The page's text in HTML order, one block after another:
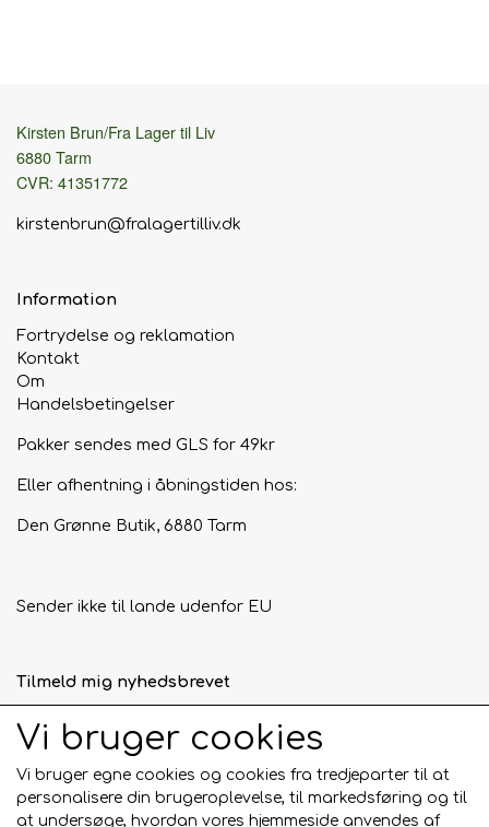
Kirsten Brun/Fra Lager til Liv
6880 Tarm
CVR: 41351772
kirstenbrun@fralagertilliv.dk
Information
Fortrydelse og reklamation
Kontakt
Om
Handelsbetingelser
Pakker sendes med GLS for 49kr
Eller afhentning i åbningstiden hos:
Den Grønne Butik, 6880 Tarm
Sender ikke til lande udenfor EU
Tilmeld mig nyhedsbrevet
Tilmeld
Vi bruger cookies
Vi bruger egne cookies og cookies fra tredjeparter til at
personalisere din brugeroplevelse, til markedsføring og til
at undersøge, hvordan vores hjemmeside anvendes af